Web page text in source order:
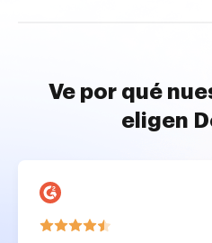
Ve por qué
eligen